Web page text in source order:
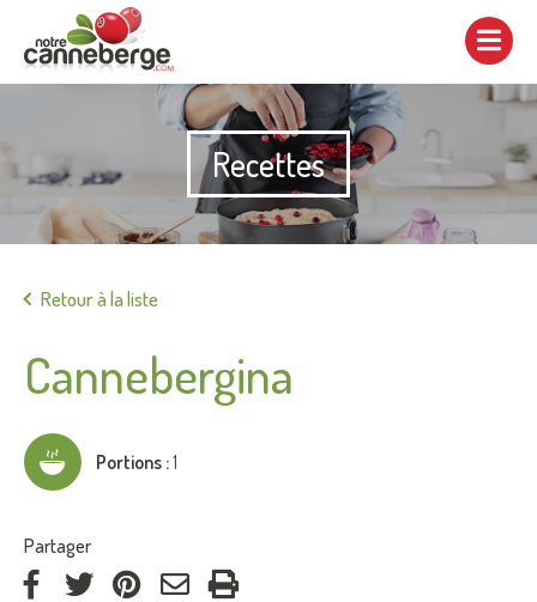
Afficher/cacher
navigation
Recettes
Retour à la liste
Cannebergina
Portions :1
Partager: